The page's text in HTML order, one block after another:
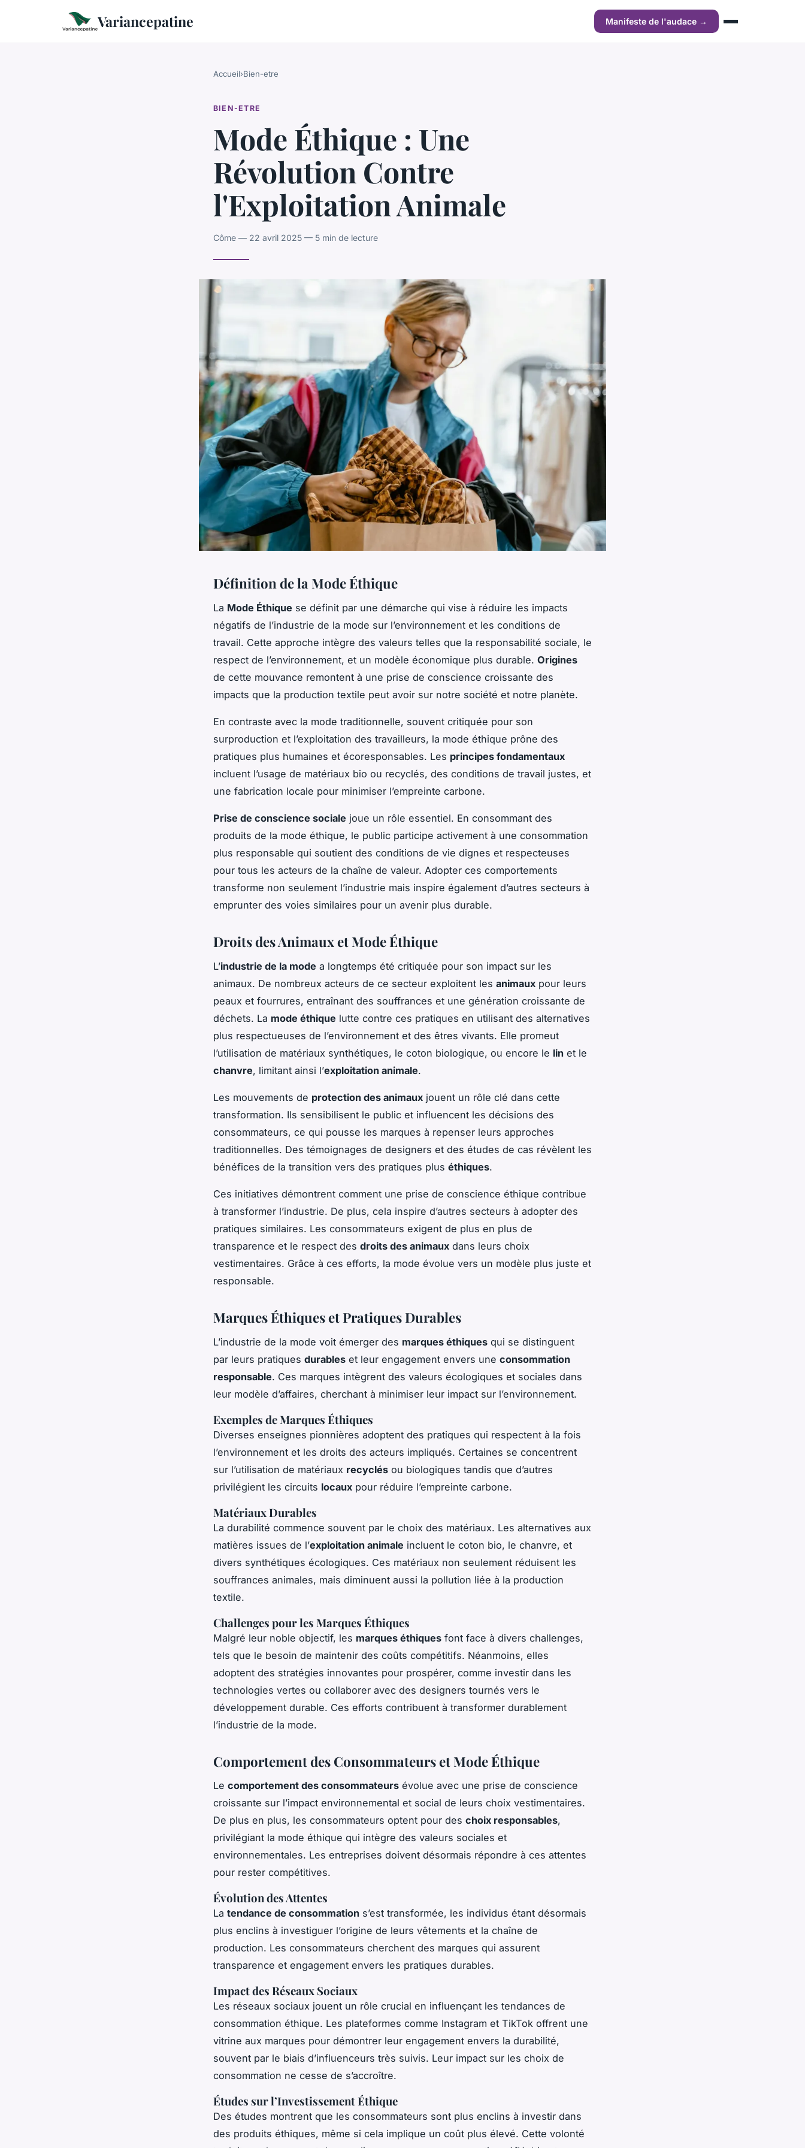
Variancepatine Manifeste de l'audace →
Accueil›Bien-etre
BIEN-ETRE
Mode Éthique : Une
Révolution Contre
l'Exploitation Animale
Côme — 22 avril 2025 — 5 min de lecture
Définition de la Mode Éthique
La Mode Éthique se définit par une démarche qui vise à réduire les impacts
négatifs de l’industrie de la mode sur l’environnement et les conditions de
travail. Cette approche intègre des valeurs telles que la responsabilité sociale, le
respect de l’environnement, et un modèle économique plus durable. Origines
de cette mouvance remontent à une prise de conscience croissante des
impacts que la production textile peut avoir sur notre société et notre planète.
En contraste avec la mode traditionnelle, souvent critiquée pour son
surproduction et l’exploitation des travailleurs, la mode éthique prône des
pratiques plus humaines et écoresponsables. Les principes fondamentaux
incluent l’usage de matériaux bio ou recyclés, des conditions de travail justes, et
une fabrication locale pour minimiser l’empreinte carbone.
Prise de conscience sociale joue un rôle essentiel. En consommant des
produits de la mode éthique, le public participe activement à une consommation
plus responsable qui soutient des conditions de vie dignes et respecteuses
pour tous les acteurs de la chaîne de valeur. Adopter ces comportements
transforme non seulement l’industrie mais inspire également d’autres secteurs à
emprunter des voies similaires pour un avenir plus durable.
Droits des Animaux et Mode Éthique
L’industrie de la mode a longtemps été critiquée pour son impact sur les
animaux. De nombreux acteurs de ce secteur exploitent les animaux pour leurs
peaux et fourrures, entraînant des souffrances et une génération croissante de
déchets. La mode éthique lutte contre ces pratiques en utilisant des alternatives
plus respectueuses de l’environnement et des êtres vivants. Elle promeut
l’utilisation de matériaux synthétiques, le coton biologique, ou encore le lin et le
chanvre, limitant ainsi l’exploitation animale.
Les mouvements de protection des animaux jouent un rôle clé dans cette
transformation. Ils sensibilisent le public et influencent les décisions des
consommateurs, ce qui pousse les marques à repenser leurs approches
traditionnelles. Des témoignages de designers et des études de cas révèlent les
bénéfices de la transition vers des pratiques plus éthiques.
Ces initiatives démontrent comment une prise de conscience éthique contribue
à transformer l’industrie. De plus, cela inspire d’autres secteurs à adopter des
pratiques similaires. Les consommateurs exigent de plus en plus de
transparence et le respect des droits des animaux dans leurs choix
vestimentaires. Grâce à ces efforts, la mode évolue vers un modèle plus juste et
responsable.
Marques Éthiques et Pratiques Durables
L’industrie de la mode voit émerger des marques éthiques qui se distinguent
par leurs pratiques durables et leur engagement envers une consommation
responsable. Ces marques intègrent des valeurs écologiques et sociales dans
leur modèle d’affaires, cherchant à minimiser leur impact sur l’environnement.
Exemples de Marques Éthiques
Diverses enseignes pionnières adoptent des pratiques qui respectent à la fois
l’environnement et les droits des acteurs impliqués. Certaines se concentrent
sur l’utilisation de matériaux recyclés ou biologiques tandis que d’autres
privilégient les circuits locaux pour réduire l’empreinte carbone.
Matériaux Durables
La durabilité commence souvent par le choix des matériaux. Les alternatives aux
matières issues de l’exploitation animale incluent le coton bio, le chanvre, et
divers synthétiques écologiques. Ces matériaux non seulement réduisent les
souffrances animales, mais diminuent aussi la pollution liée à la production
textile.
Challenges pour les Marques Éthiques
Malgré leur noble objectif, les marques éthiques font face à divers challenges,
tels que le besoin de maintenir des coûts compétitifs. Néanmoins, elles
adoptent des stratégies innovantes pour prospérer, comme investir dans les
technologies vertes ou collaborer avec des designers tournés vers le
développement durable. Ces efforts contribuent à transformer durablement
l’industrie de la mode.
Comportement des Consommateurs et Mode Éthique
Le comportement des consommateurs évolue avec une prise de conscience
croissante sur l’impact environnemental et social de leurs choix vestimentaires.
De plus en plus, les consommateurs optent pour des choix responsables,
privilégiant la mode éthique qui intègre des valeurs sociales et
environnementales. Les entreprises doivent désormais répondre à ces attentes
pour rester compétitives.
Évolution des Attentes
La tendance de consommation s’est transformée, les individus étant désormais
plus enclins à investiguer l’origine de leurs vêtements et la chaîne de
production. Les consommateurs cherchent des marques qui assurent
transparence et engagement envers les pratiques durables.
Impact des Réseaux Sociaux
Les réseaux sociaux jouent un rôle crucial en influençant les tendances de
consommation éthique. Les plateformes comme Instagram et TikTok offrent une
vitrine aux marques pour démontrer leur engagement envers la durabilité,
souvent par le biais d’influenceurs très suivis. Leur impact sur les choix de
consommation ne cesse de s’accroître.
Études sur l’Investissement Éthique
Des études montrent que les consommateurs sont plus enclins à investir dans
des produits éthiques, même si cela implique un coût plus élevé. Cette volonté